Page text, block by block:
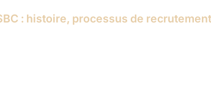
: histoire, processus de